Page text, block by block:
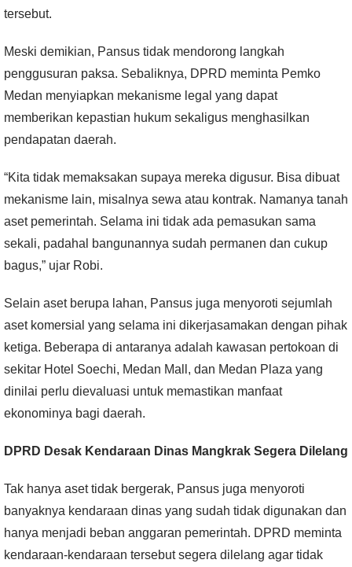
tersebut.
Meski demikian, Pansus tidak mendorong langkah
penggusuran paksa. Sebaliknya, DPRD meminta Pemko
Medan menyiapkan mekanisme legal yang dapat
memberikan kepastian hukum sekaligus menghasilkan
pendapatan daerah.
“Kita tidak memaksakan supaya mereka digusur. Bisa dibuat
mekanisme lain, misalnya sewa atau kontrak. Namanya tanah
aset pemerintah. Selama ini tidak ada pemasukan sama
sekali, padahal bangunannya sudah permanen dan cukup
bagus,” ujar Robi.
Selain aset berupa lahan, Pansus juga menyoroti sejumlah
aset komersial yang selama ini dikerjasamakan dengan pihak
ketiga. Beberapa di antaranya adalah kawasan pertokoan di
sekitar Hotel Soechi, Medan Mall, dan Medan Plaza yang
dinilai perlu dievaluasi untuk memastikan manfaat
ekonominya bagi daerah.
DPRD Desak Kendaraan Dinas Mangkrak Segera Dilelang
Tak hanya aset tidak bergerak, Pansus juga menyoroti
banyaknya kendaraan dinas yang sudah tidak digunakan dan
hanya menjadi beban anggaran pemerintah. DPRD meminta
kendaraan-kendaraan tersebut segera dilelang agar tidak